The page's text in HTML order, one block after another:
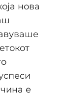
нова
е